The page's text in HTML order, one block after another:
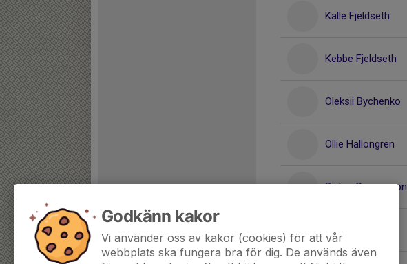
Kalle Fjeldseth
Kebbe Fjeldseth
Oleksii Bychenko
Ollie Hallongren
Sixten Connysson
Wilmar Näslund
Godkänn kakor
Vi använder oss av kakor (cookies) för att vår
webbplats ska fungera bra för dig. De används även